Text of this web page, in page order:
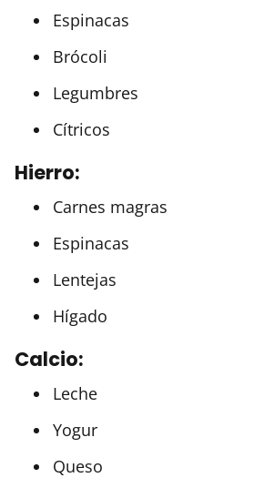
Espinacas
Brócoli
Legumbres
Cítricos
Hierro:
Carnes magras
Espinacas
Lentejas
Hígado
Calcio:
Leche
Yogur
Queso